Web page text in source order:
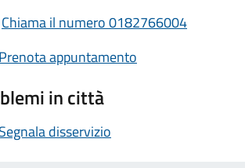
Chiama il numero 0182766004
Prenota appuntamento
in città
Segnala disservizio